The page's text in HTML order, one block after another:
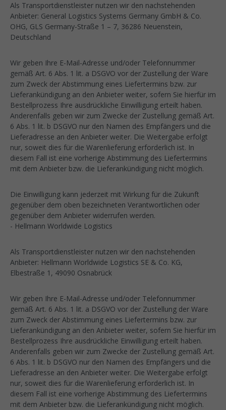
Als Transportdienstleister nutzen wir den nachstehenden
Anbieter: General Logistics Systems Germany GmbH & Co.
OHG, GLS Germany-Straße 1 – 7, 36286 Neuenstein,
Deutschland
Wir geben Ihre E-Mail-Adresse und/oder Telefonnummer
gemäß Art. 6 Abs. 1 lit. a DSGVO vor der Zustellung der Ware
zum Zweck der Abstimmung eines Liefertermins bzw. zur
Lieferankündigung an den Anbieter weiter, sofern Sie hierfür im
Bestellprozess Ihre ausdrückliche Einwilligung erteilt haben.
Anderenfalls geben wir zum Zwecke der Zustellung gemäß Art.
6 Abs. 1 lit. b DSGVO nur den Namen des Empfängers und die
Lieferadresse an den Anbieter weiter. Die Weitergabe erfolgt
nur, soweit dies für die Warenlieferung erforderlich ist. In
diesem Fall ist eine vorherige Abstimmung des Liefertermins
mit dem Anbieter bzw. die Lieferankündigung nicht möglich.
Die Einwilligung kann jederzeit mit Wirkung für die Zukunft
gegenüber dem oben bezeichneten Verantwortlichen oder
gegenüber dem Anbieter widerrufen werden.
- Hellmann Worldwide Logistics
Als Transportdienstleister nutzen wir den nachstehenden
Anbieter: Hellmann Worldwide Logistics SE & Co. KG,
Elbestraße 1, 49090 Osnabrück
Wir geben Ihre E-Mail-Adresse und/oder Telefonnummer
gemäß Art. 6 Abs. 1 lit. a DSGVO vor der Zustellung der Ware
zum Zweck der Abstimmung eines Liefertermins bzw. zur
Lieferankündigung an den Anbieter weiter, sofern Sie hierfür im
Bestellprozess Ihre ausdrückliche Einwilligung erteilt haben.
Anderenfalls geben wir zum Zwecke der Zustellung gemäß Art.
6 Abs. 1 lit. b DSGVO nur den Namen des Empfängers und die
Lieferadresse an den Anbieter weiter. Die Weitergabe erfolgt
nur, soweit dies für die Warenlieferung erforderlich ist. In
diesem Fall ist eine vorherige Abstimmung des Liefertermins
mit dem Anbieter bzw. die Lieferankündigung nicht möglich.